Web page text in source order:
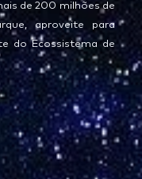
de 200 milhões de
aproveite para
do Ecossistema de